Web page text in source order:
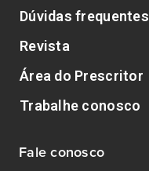
Dúvidas frequentes
Revista
Área do Prescritor
Trabalhe conosco
Fale conosco